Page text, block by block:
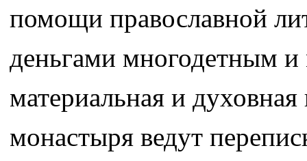
помощи православной
деньгами многодетным
материальная и
монастыря ведут